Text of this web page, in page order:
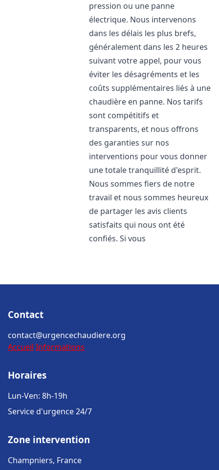
pression ou une panne
électrique. Nous intervenons
dans les délais les plus brefs,
généralement dans les 2 heures
suivant votre appel, pour vous
éviter les désagréments et les
coûts supplémentaires liés à une
chaudière en panne. Nos tarifs
sont compétitifs et
transparents, et nous offrons
des garanties sur nos
interventions pour vous donner
une totale tranquillité d'esprit.
Nous sommes fiers de notre
travail et nous sommes heureux
de partager les avis clients
satisfaits qui nous ont été
confiés. Si vous
Contact
contact@urgencechaudiere.org
Accueil Informations
Horaires
Lun-Ven: 8h-19h
Service d'urgence 24/7
Zone intervention
Champniers, France